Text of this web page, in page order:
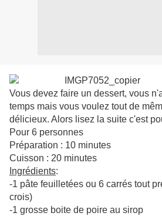
Vous devez faire un dessert, vous
temps mais vous voulez tout de
délicieux. Alors lisez la suite c'est
Pour 6 personnes
Préparation : 10 minutes
Cuisson : 20 minutes
Ingrédients:
-1 pâte feuilletées ou 6 carrés tout
crois)
-1 grosse boite de poire au sirop